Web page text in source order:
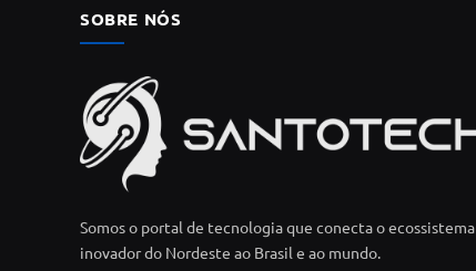
SOBRE NÓS
Somos o portal de tecnologia que conecta o ecossistema
inovador do Nordeste ao Brasil e ao mundo.